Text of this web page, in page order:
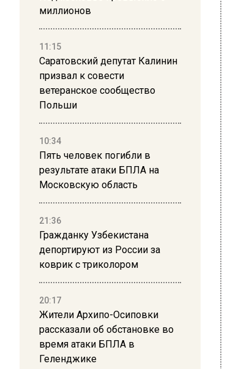
миллионов
11:15
Саратовский депутат Калинин
призвал к совести
ветеранское сообщество
Польши
10:34
Пять человек погибли в
результате атаки БПЛА на
Московскую область
21:36
Гражданку Узбекистана
депортируют из России за
коврик с триколором
20:17
Жители Архипо-Осиповки
рассказали об обстановке во
время атаки БПЛА в
Геленджике